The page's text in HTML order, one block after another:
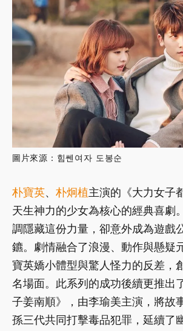
圖片來源：힘쎈여자 도봉순
朴寶英、 朴炯植主演的《大力女子
天生神力的少女為核心的經典喜劇
調隱藏這份力量，卻意外成為遊戲
鑣。劇情融合了浪漫、動作與懸疑
寶英嬌小體型與驚人怪力的反差，
名場面。此系列的成功後續更推出
子姜南順》，由李瑜美主演，將故
孫三代共同打擊毒品犯罪，延續了